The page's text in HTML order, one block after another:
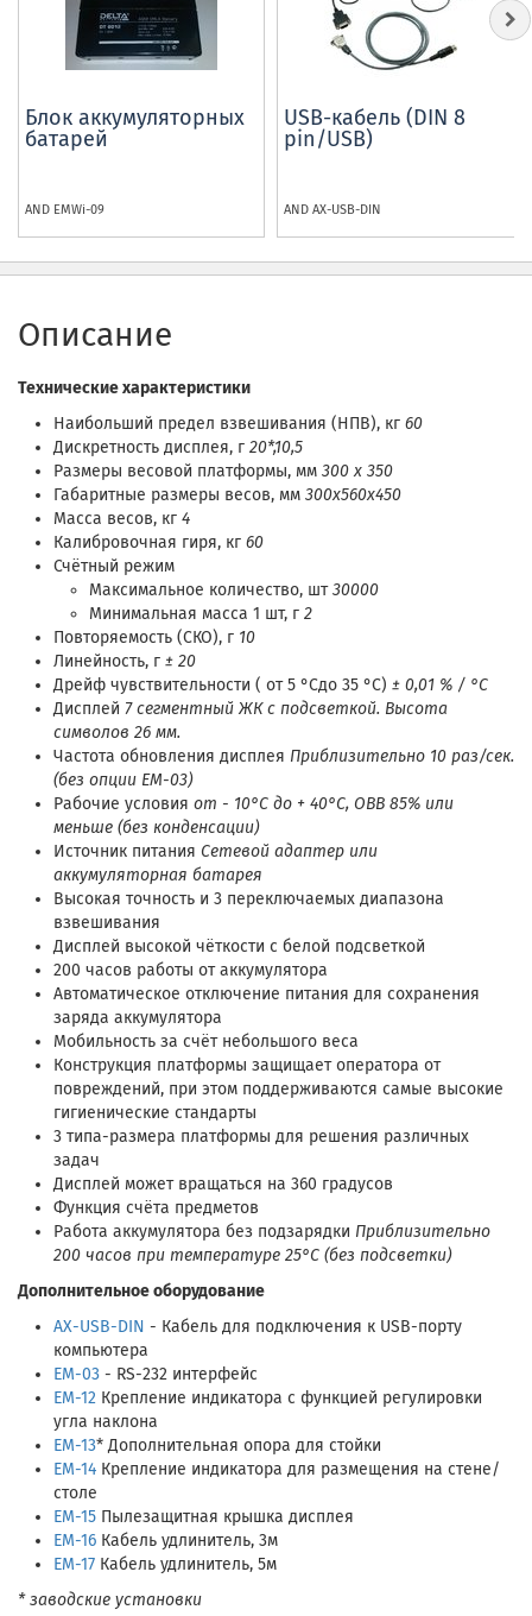
Блок аккумуляторных
батарей
AND EMWi-09
USB-кабель (DIN 8
pin/USB)
AND AX-USB-DIN
Описание
Технические характеристики
Наибольший предел взвешивания (НПВ), кг 60
Дискретность дисплея, г 20*,10,5
Размеры весовой платформы, мм 300 х 350
Габаритные размеры весов, мм 300х560х450
Масса весов, кг 4
Калибровочная гиря, кг 60
Счётный режим
Максимальное количество, шт30000
Минимальная масса 1 шт, г 2
Повторяемость (СКО), г 10
Линейность, г ± 20
Дрейф чувствительности ( от 5 °Cдо 35 °C) ± 0,01 % / °C
Дисплей 7 сегментный ЖК с подсветкой. Высота
символов 26 мм.
Частота обновления дисплея Приблизительно 10 раз/сек.
(без опции ЕМ-03)
Рабочие условия от - 10°C до + 40°C, ОВВ 85% или
меньше (без конденсации)
Источник питания Сетевой адаптер или
аккумуляторная батарея
Высокая точность и 3 переключаемых диапазона
взвешивания
Дисплей высокой чёткости с белой подсветкой
200 часов работы от аккумулятора
Автоматическое отключение питания для сохранения
заряда аккумулятора
Мобильность за счёт небольшого веса
Конструкция платформы защищает оператора от
повреждений, при этом поддерживаются самые высокие
гигиенические стандарты
3 типа-размера платформы для решения различных
задач
Дисплей может вращаться на 360 градусов
Функция счёта предметов
Работа аккумулятора без подзарядки Приблизительно
200 часов при температуре 25°C (без подсветки)
Дополнительное оборудование
AX-USB-DIN - Кабель для подключения к USB-порту
компьютера
EM-03 - RS-232 интерфейс
EM-12 Крепление индикатора с функцией регулировки
угла наклона
EM-13* Дополнительная опора для стойки
EM-14 Крепление индикатора для размещения на стене/
столе
EM-15 Пылезащитная крышка дисплея
EM-16 Кабель удлинитель, 3м
EM-17 Кабель удлинитель, 5м
* заводские установки